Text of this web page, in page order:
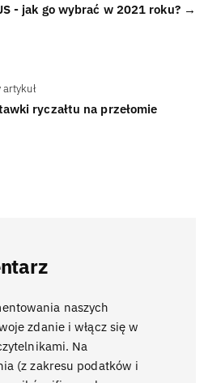
- jak go wybrać w 2021 roku? →
artykuł
ryczałtu na przełomie
naszych
zdanie i włącz się w
Na
(z zakresu podatków i